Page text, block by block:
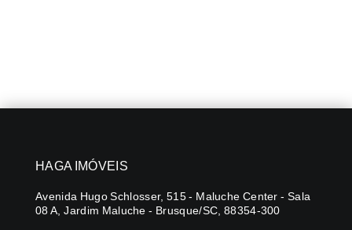
HAGA IMÓVEIS
Avenida Hugo Schlosser, 515 - Maluche Center - Sala
08 A, Jardim Maluche - Brusque/SC, 88354-300